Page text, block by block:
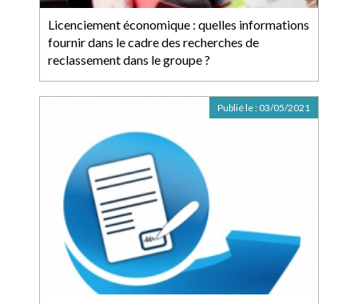
Licenciement économique : quelles informations
fournir dans le cadre des recherches de
reclassement dans le groupe ?
Publié le : 03/05/2021